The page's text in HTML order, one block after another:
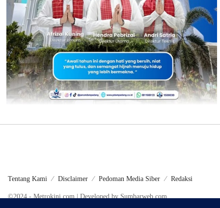
Tentang Kami Disclaimer Pedoman Media Siber Redaksi
©2024 - Metrokini.com | Developed by Sumbarweb.com